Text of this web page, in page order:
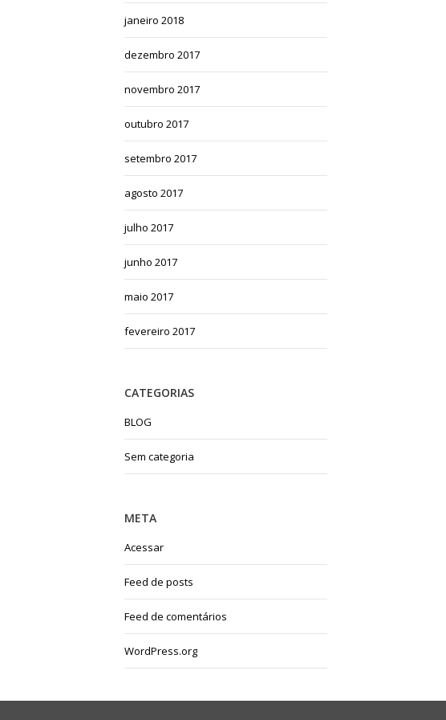
janeiro 2018
dezembro 2017
novembro 2017
outubro 2017
setembro 2017
agosto 2017
julho 2017
junho 2017
maio 2017
fevereiro 2017
CATEGORIAS
BLOG
Sem categoria
META
Acessar
Feed de posts
Feed de comentários
WordPress.org